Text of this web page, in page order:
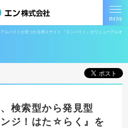
ルバイトが見つかる求人サイト 『エンバイト』がリニューアルオ
検索型から発見型
ンジ！はた☆らく』を